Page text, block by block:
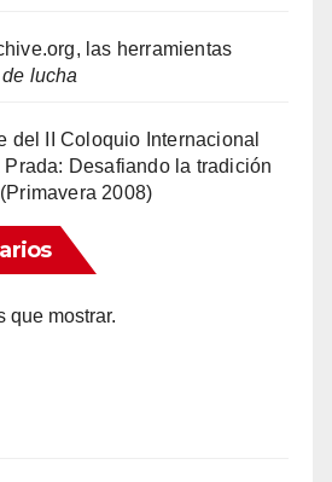
las herramientas
lucha
del II Coloquio Internacional
Desafiando la tradición
2008)
que mostrar.